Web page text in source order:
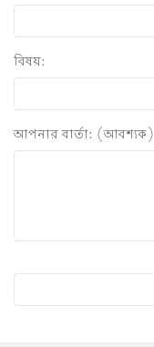
বিষয়:
আপনার বার্তা: (আবশ্যক)